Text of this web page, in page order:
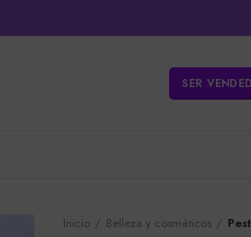
SER
Inicio Belleza y cosméticos